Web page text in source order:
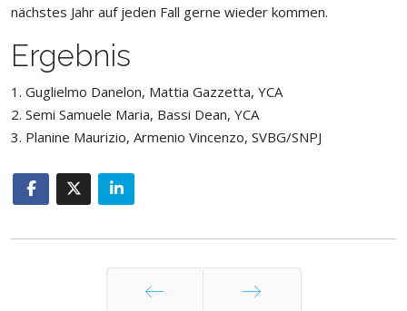
nächstes Jahr auf jeden Fall gerne wieder kommen.
Ergebnis
1. Guglielmo Danelon, Mattia Gazzetta, YCA
2. Semi Samuele Maria, Bassi Dean, YCA
3. Planine Maurizio, Armenio Vincenzo, SVBG/SNPJ